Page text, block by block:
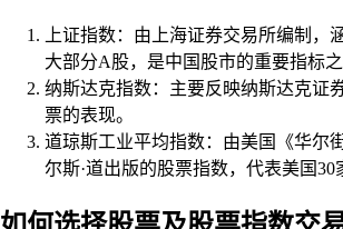
上证指数：由上海证券交易所编制，
大部分A股，是中国股市的重要指标之
纳斯达克指数：主要反映纳斯达克证
票的表现。
道琼斯工业平均指数：由美国《华尔
尔斯·道出版的股票指数，代表美国30